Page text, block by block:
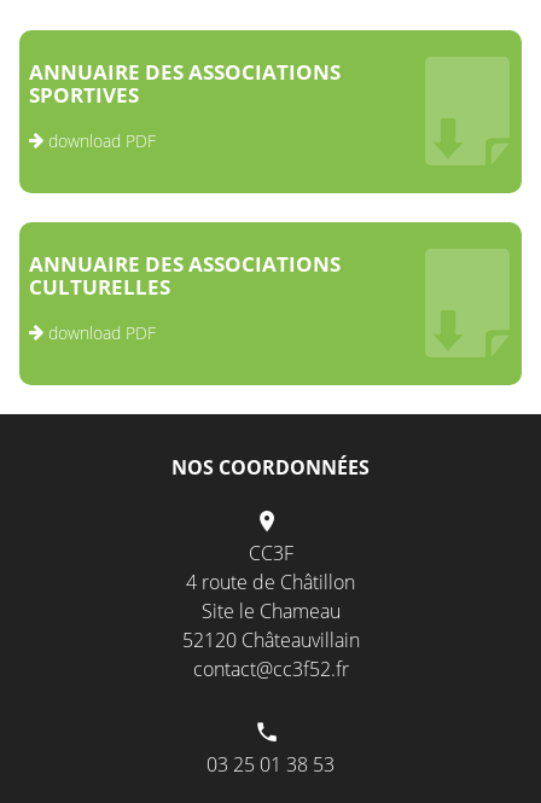
ANNUAIRE DES ASSOCIATIONS
SPORTIVES
download PDF
ANNUAIRE DES ASSOCIATIONS
CULTURELLES
download PDF
NOS COORDONNÉES
CC3F
4 route de Châtillon
Site le Chameau
52120 Châteauvillain
contact@cc3f52.fr
03 25 01 38 53